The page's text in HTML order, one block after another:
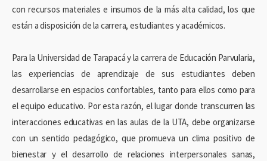
con recursos materiales e insumos de la más alta calidad, los que
están a disposición de la carrera, estudiantes y académicos.
Para la Universidad de Tarapacá y la carrera de Educación Parvularia,
las experiencias de aprendizaje de sus estudiantes deben
desarrollarse en espacios confortables, tanto para ellos como para
el equipo educativo. Por esta razón, el lugar donde transcurren las
interacciones educativas en las aulas de la UTA, debe organizarse
con un sentido pedagógico, que promueva un clima positivo de
bienestar y el desarrollo de relaciones interpersonales sanas,